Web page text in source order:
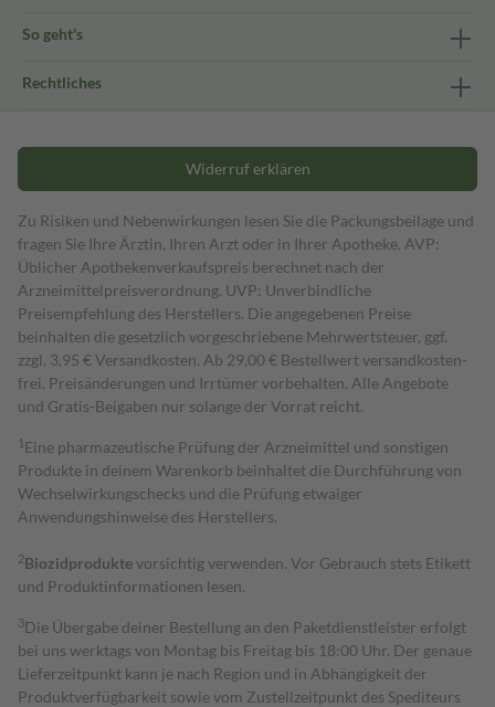
So geht's
Rechtliches
Widerruf erklären
Zu Risiken und Nebenwirkungen lesen Sie die Packungsbeilage und
fragen Sie Ihre Ärztin, Ihren Arzt oder in Ihrer Apotheke. AVP:
Üblicher Apothekenverkaufspreis berechnet nach der
Arzneimittelpreisverordnung. UVP: Unverbindliche
Preisempfehlung des Herstellers. Die angegebenen Preise
beinhalten die gesetzlich vorgeschriebene Mehrwertsteuer, ggf.
zzgl. 3,95 € Versandkosten. Ab 29,00 € Bestell­wert versand­kosten­
frei. Preisänderungen und Irrtümer vorbehalten. Alle Angebote
und Gratis-Beigaben nur solange der Vorrat reicht.
1 Eine pharmazeutische Prüfung der Arzneimittel und sonstigen
Produkte in deinem Warenkorb beinhaltet die Durchführung von
Wechselwirkungschecks und die Prüfung etwaiger
Anwendungshinweise des Herstellers.
2Biozidproduktevorsichtig verwenden. Vor Gebrauch stets Etikett
und Produktinformationen lesen.
3Die Übergabe deiner Bestellung an den Paketdienstleister erfolgt
bei uns werktags von Montag bis Freitag bis 18:00 Uhr. Der genaue
Lieferzeitpunkt kann je nach Region und in Abhängigkeit der
Produktverfügbarkeit sowie vom Zustellzeitpunkt des Spediteurs